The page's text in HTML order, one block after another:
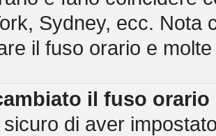
Sydney, ecc. Nota
il fuso orario e
il fuso orario
di aver